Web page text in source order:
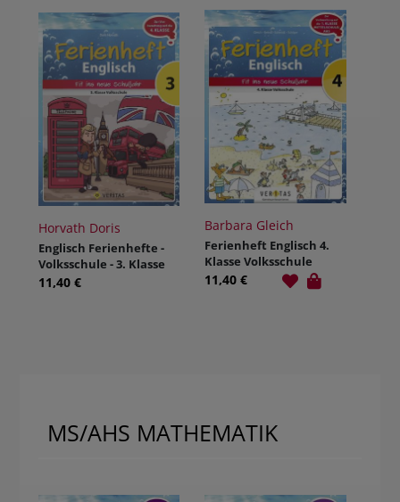
Horvath Doris
Englisch Ferienhefte -
Volksschule - 3. Klasse
11,40 €
Barbara Gleich
Ferienheft Englisch 4.
Klasse Volksschule
11,40 €
MS/AHS MATHEMATIK